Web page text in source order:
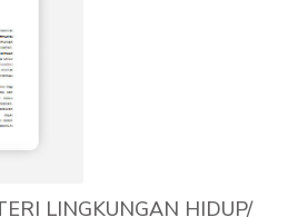
LINGKUNGAN HIDUP/